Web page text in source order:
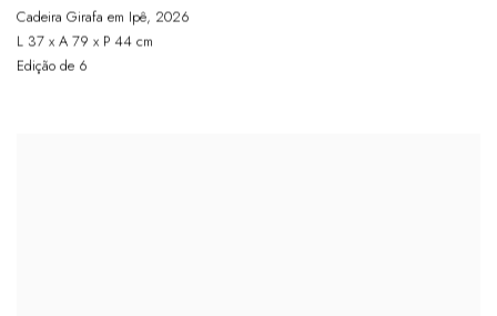
Cadeira Girafa em Ipê, 2026
L 37 x A 79 x P 44 cm
Edição de 6